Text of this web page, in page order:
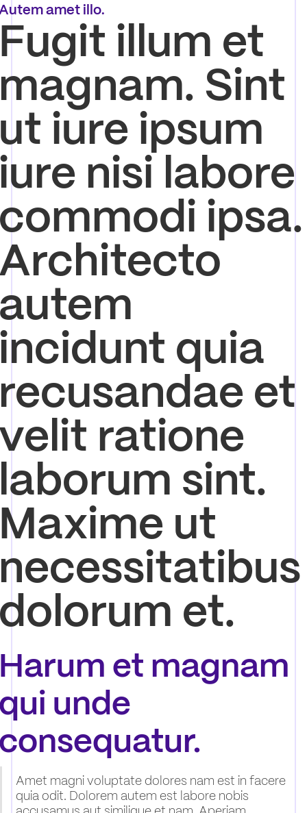
amet illo.
illum et
Sint
iure ipsum
nisi labore
ipsa.
quia
et
ratione
sint.
ut
et.
et magnam
unde
Amet magni voluptate dolores nam est in facere
quia odit. Dolorem autem est labore nobis